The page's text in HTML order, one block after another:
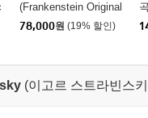
(Frankenstein Original
Motion Picture Soundtr
ack) [스플래터 컬러 2L
78,000원 (19% 할인)
(이고르 스트라빈스